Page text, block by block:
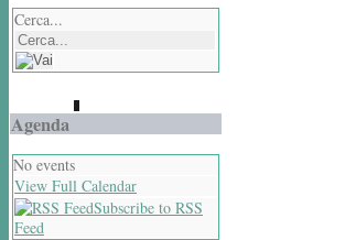
Cerca...
Agenda
No events
View Full Calendar
Subscribe to RSS
Feed